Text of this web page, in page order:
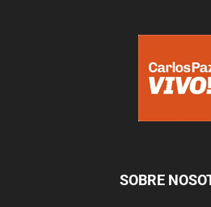
SOBRE